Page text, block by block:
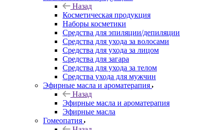
Назад
Косметическая продукция
Наборы косметики
Средства для эпиляции/депиляции
Средства для ухода за волосами
Средства для ухода за лицом
Средства для загара
Средства для ухода за телом
Средства ухода для мужчин
Эфирные масла и ароматерапия
Назад
Эфирные масла и ароматерапия
Эфирные масла
Гомеопатия